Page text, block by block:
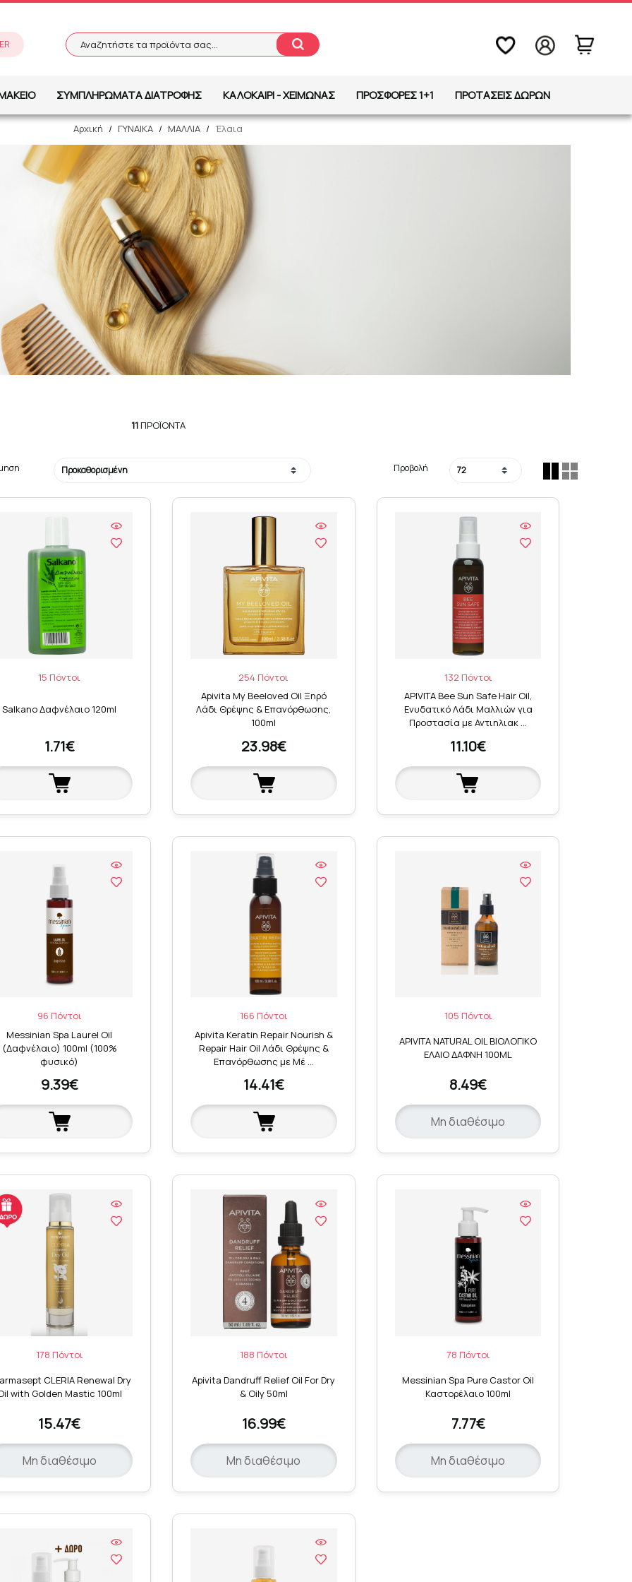
Αναζητήστε τα προϊόντα σας...
ΣΥΜΠΛΗΡΩΜΑΤΑ ΔΙΑΤΡΟΦΗΣ ΚΑΛΟΚΑΙΡΙ - ΧΕΙΜΩΝΑΣ ΠΡΟΣΦΟΡΕΣ 1+1 ΠΡΟΤΑΣΕΙΣ ΔΩΡΩΝ
Αναζήτηση
Αρχική / ΓΥΝΑΙΚΑ / ΜΑΛΛΙΑ / Έλαια
11ΠΡΟΪΌΝΤΑ
Προβολή
15 Πόντοι
Salkano Δαφνέλαιο 120ml
1.71€
254 Πόντοι
Apivita My Beeloved Oil Ξηρό
Λάδι Θρέψης & Επανόρθωσης,
100ml
23.98€
132 Πόντοι
APIVITA Bee Sun Safe Hair Oil,
Ενυδατικό Λάδι Μαλλιών για
Προστασία με Αντιηλιακ …
11.10€
96 Πόντοι
Messinian Spa Laurel Oil
(Δαφνέλαιο) 100ml (100%
φυσικό)
9.39€
166 Πόντοι
Apivita Keratin Repair Nourish &
Repair Hair Oil Λάδι Θρέψης &
Επανόρθωσης με Μέ …
14.41€
105 Πόντοι
APIVITA NATURAL OIL ΒΙΟΛΟΓΙΚΟ
ΕΛΑΙΟ ΔΑΦΝΗ 100ML
8.49€
Μη διαθέσιμο
178 Πόντοι
CLERIA Renewal Dry
with Golden Mastic 100ml
15.47€
Μη διαθέσιμο
188 Πόντοι
Apivita Dandruff Relief Oil For Dry
& Oily 50ml
16.99€
Μη διαθέσιμο
78 Πόντοι
Messinian Spa Pure Castor Oil
Καστορέλαιο 100ml
7.77€
Μη διαθέσιμο